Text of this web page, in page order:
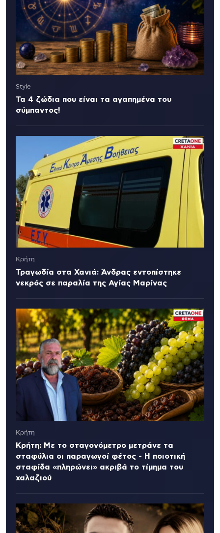
Style
Τα 4 ζώδια που είναι τα αγαπημένα του
σύμπαντος!
Κρήτη
Τραγωδία στα Χανιά: Άνδρας εντοπίστηκε
νεκρός σε παραλία της Αγίας Μαρίνας
Κρήτη
Κρήτη: Με το σταγονόμετρο μετράνε τα
σταφύλια οι παραγωγοί φέτος - Η ποιοτική
σταφίδα «πληρώνει» ακριβά το τίμημα του
χαλαζιού